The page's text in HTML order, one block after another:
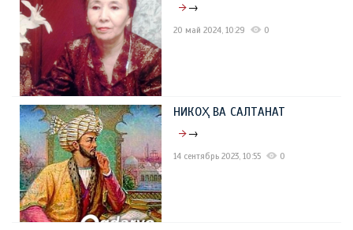
→
20 май 2024, 10:29 0
НИКОҲ ВА САЛТАНАТ
→
14 сентябрь 2023, 10:55 0